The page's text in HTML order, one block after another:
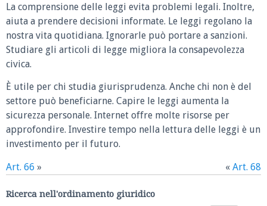
La comprensione delle leggi evita problemi legali. Inoltre,
aiuta a prendere decisioni informate. Le leggi regolano la
nostra vita quotidiana. Ignorarle può portare a sanzioni.
Studiare gli articoli di legge migliora la consapevolezza
civica.
È utile per chi studia giurisprudenza. Anche chi non è del
settore può beneficiarne. Capire le leggi aumenta la
sicurezza personale. Internet offre molte risorse per
approfondire. Investire tempo nella lettura delle leggi è un
investimento per il futuro.
Art. 66 » « Art. 68
Ricerca nell'ordinamento giuridico